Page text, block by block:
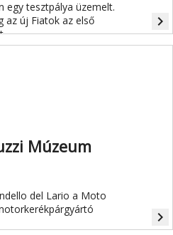
egy tesztpálya üzemelt.
az új Fiatok az első
navigate_next
Múzeum
del Lario a Moto
navigate_next